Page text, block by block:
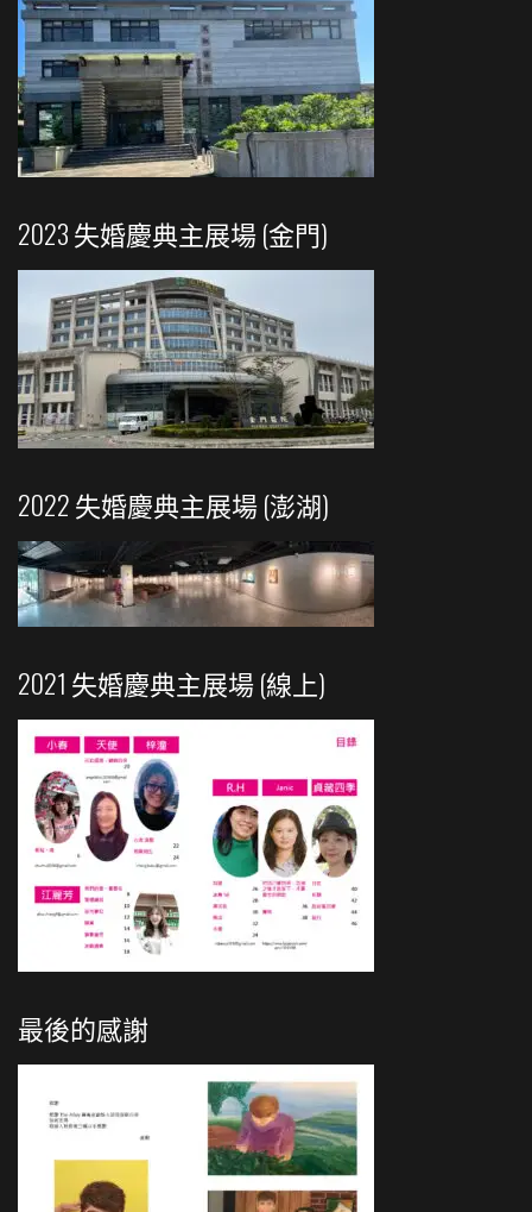
2023 失婚慶典主展場 (金門)
2022 失婚慶典主展場 (澎湖)
2021 失婚慶典主展場 (線上)
最後的感謝